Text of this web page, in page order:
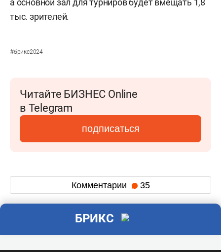
а основной зал для турниров будет вмещать 1,8
тыс. зрителей.
#брикс2024
Читайте БИЗНЕС Online
в Telegram
подписаться
Комментарии 35
БРИКС